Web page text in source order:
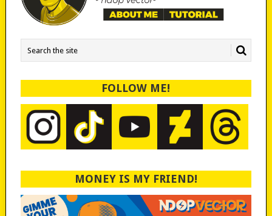
FOLLOW ME!
MONEY IS MY FRIEND!